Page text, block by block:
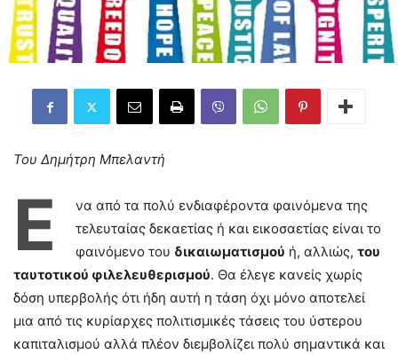
Του Δημήτρη Μπελαντή
Έ
να από τα πολύ ενδιαφέροντα φαινόμενα της
τελευταίας δεκαετίας ή και εικοσαετίας είναι το
φαινόμενο του δικαιωματισμού ή, αλλιώς, του
ταυτοτικού φιλελευθερισμού. Θα έλεγε κανείς χωρίς
δόση υπερβολής ότι ήδη αυτή η τάση όχι μόνο αποτελεί
μια από τις κυρίαρχες πολιτισμικές τάσεις του ύστερου
καπιταλισμού αλλά πλέον διεμβολίζει πολύ σημαντικά και